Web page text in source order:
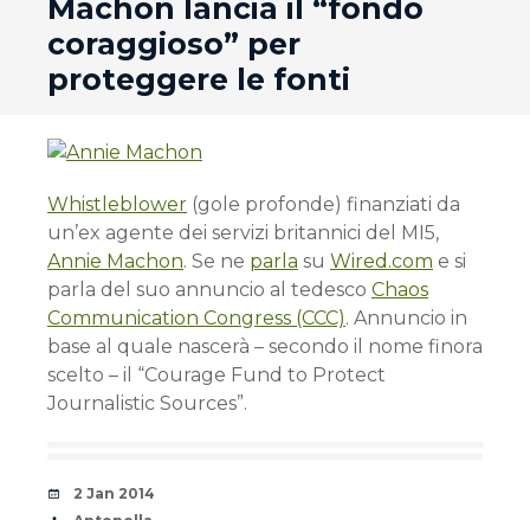
Machon lancia il “fondo
coraggioso” per
proteggere le fonti
Whistleblower (gole profonde) finanziati da
un’ex agente dei servizi britannici del MI5,
Annie Machon. Se ne parla su Wired.com e si
parla del suo annuncio al tedesco Chaos
Communication Congress (CCC). Annuncio in
base al quale nascerà – secondo il nome finora
scelto – il “Courage Fund to Protect
Journalistic Sources”.
Date
2 Jan 2014